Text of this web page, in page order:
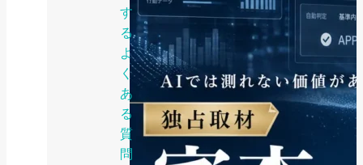
す
る
よ
く
あ
る
質
問